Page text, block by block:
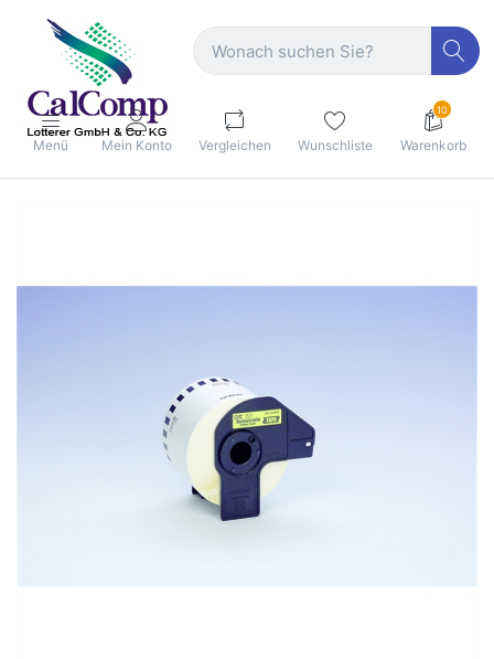
Menü Mein Konto Vergleichen Wunschliste
10
Warenkorb